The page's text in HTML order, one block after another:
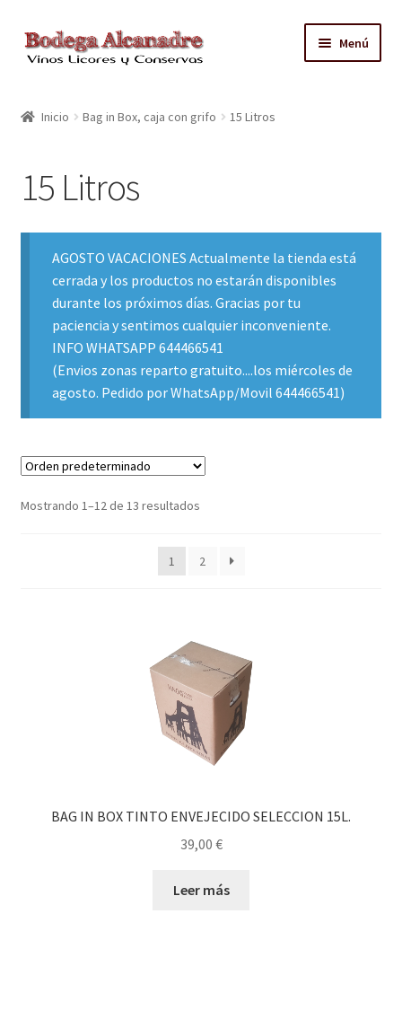
Ir
Ir
al
Menú
CAJAS CON GRIFO
ACEITE
CONTACTO
ZONAS REPARTO GRATUITO Y CONDICIONES
Inicio Bag in Box, caja con grifo 15 Litros
15 Litros
AGOSTO VACACIONES Actualmente la tienda está
cerrada y los productos no estarán disponibles
durante los próximos días. Gracias por tu
paciencia y sentimos cualquier inconveniente.
INFO WHATSAPP 644466541
(Envios zonas reparto gratuito....los miércoles de
agosto. Pedido por WhatsApp/Movil 644466541)
Mostrando 1–12 de 13 resultados
1 2
BAG IN BOX TINTO ENVEJECIDO SELECCION 15L.
39,00 €
Leer más